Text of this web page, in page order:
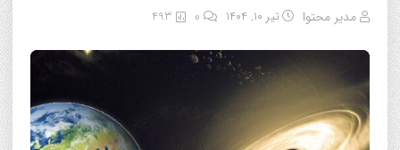
مدیر محتوا تیر ۱۰, ۱۴۰۴ 493